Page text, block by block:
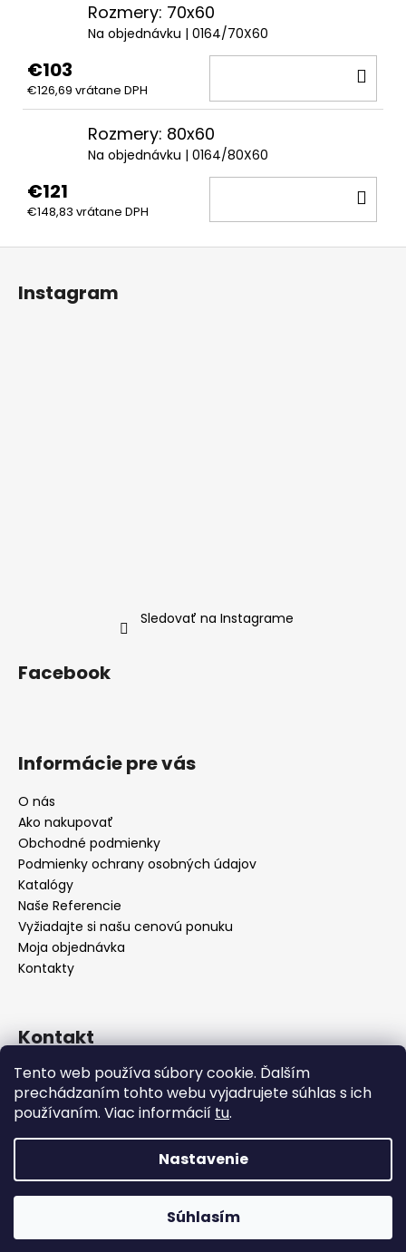
Tento web používa súbory cookie. Ďalším
prechádzaním tohto webu vyjadrujete súhlas s ich
používaním. Viac informácií tu.
Nastavenie
Súhlasím
Zariaďujete hotel, reštauráciu alebo kaviareň? Pri väčšom
odbere vám radi pripravíme cenovú ponuku na mieru –
Rozmery: 70x60
Na objednávku | 0164/70X60
€103
€126,69 vrátane DPH
Rozmery: 80x60
Na objednávku | 0164/80X60
€121
€148,83 vrátane DPH
Z
Instagram
Sledovať na Instagrame
Facebook
Informácie pre vás
O nás
Ako nakupovať
Obchodné podmienky
Podmienky ochrany osobných údajov
Katalógy
Naše Referencie
Vyžiadajte si našu cenovú ponuku
Moja objednávka
Kontakty
Kontakt
info@seevey.sk
+421 907 167 346
+421 911 387 731
Vytvoril Shoptet
SEEVEY s.r.o.. Všetky práva vyhradené.